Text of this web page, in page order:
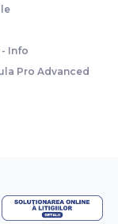
Info
Pro Advanced